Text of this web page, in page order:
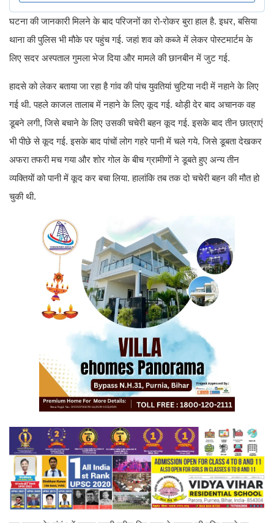
घटना की जानकारी मिलने के बाद परिजनों का रो-रोकर बुरा हाल है. इधर, बसिया
थाना की पुलिस भी मौके पर पहुंच गई. जहां शव को कब्जे में लेकर पोस्टमार्टम के
लिए सदर अस्पताल गुमला भेज दिया और मामले की छानबीन में जुट गई.
हादसे को लेकर बताया जा रहा है गांव की पांच युवतियां चुटिया नदी में नहाने के लिए
गई थी. पहले काजल तालाब में नहाने के लिए कूद गई. थोड़ी देर बाद अचानक वह
डूबने लगी, जिसे बचाने के लिए उसकी चचेरी बहन कूद गई. इसके बाद तीन छात्राएं
भी पीछे से कूद गई. इसके बाद पांचों लोग गहरे पानी में चले गये. जिसे डूबता देखकर
अफरा तफरी मच गया और शोर गोल के बीच ग्रामीणों ने डूबते हुए अन्य तीन
व्यक्तियों को पानी में कूद कर बचा लिया. हालांकि तब तक दो चचेरी बहन की मौत हो
चुकी थी.